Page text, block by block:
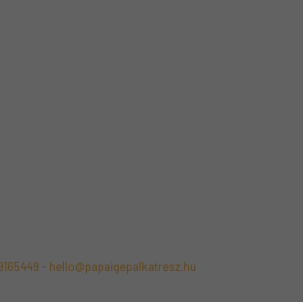
- hello@papaigepalkatresz.hu